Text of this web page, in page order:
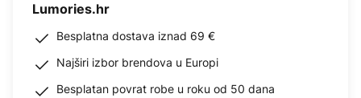
Lumories.hr
Besplatna dostava iznad 69 €
Najširi izbor brendova u Europi
Besplatan povrat robe u roku od 50 dana